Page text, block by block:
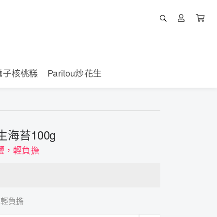
核桃糕 Paritou炒花生
海苔100g
，輕負擔
負擔